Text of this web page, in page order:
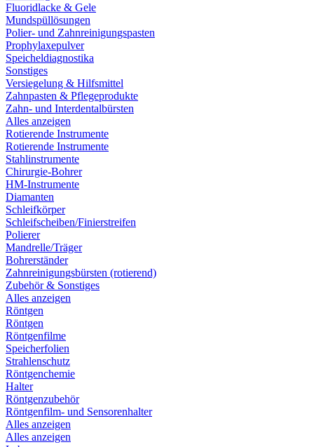
Fluoridlacke & Gele
Mundspüllösungen
Polier- und Zahnreinigungspasten
Prophylaxepulver
Speicheldiagnostika
Sonstiges
Versiegelung & Hilfsmittel
Zahnpasten & Pflegeprodukte
Zahn- und Interdentalbürsten
Alles anzeigen
Rotierende Instrumente
Rotierende Instrumente
Stahlinstrumente
Chirurgie-Bohrer
HM-Instrumente
Diamanten
Schleifkörper
Schleifscheiben/Finierstreifen
Polierer
Mandrelle/Träger
Bohrerständer
Zahnreinigungsbürsten (rotierend)
Zubehör & Sonstiges
Alles anzeigen
Röntgen
Röntgen
Röntgenfilme
Speicherfolien
Strahlenschutz
Röntgenchemie
Halter
Röntgenzubehör
Röntgenfilm- und Sensorenhalter
Alles anzeigen
Alles anzeigen